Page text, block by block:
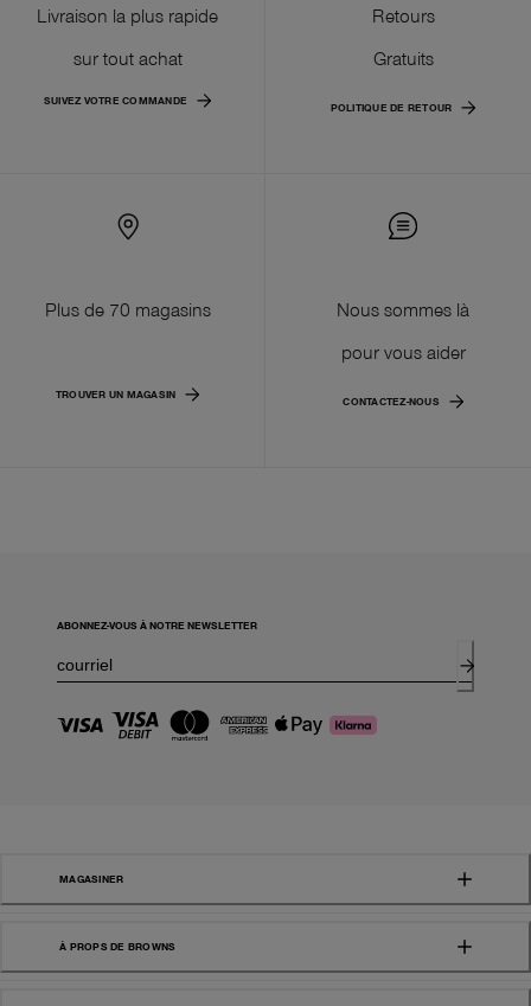
Livraison la plus rapide
sur tout achat
SUIVEZ VOTRE COMMANDE
Retours
Gratuits
POLITIQUE DE RETOUR
Plus de 70 magasins
TROUVER UN MAGASIN
Nous sommes là
pour vous aider
CONTACTEZ-NOUS
ABONNEZ-VOUS À NOTRE NEWSLETTER
MAGASINER
À PROPS DE BROWNS